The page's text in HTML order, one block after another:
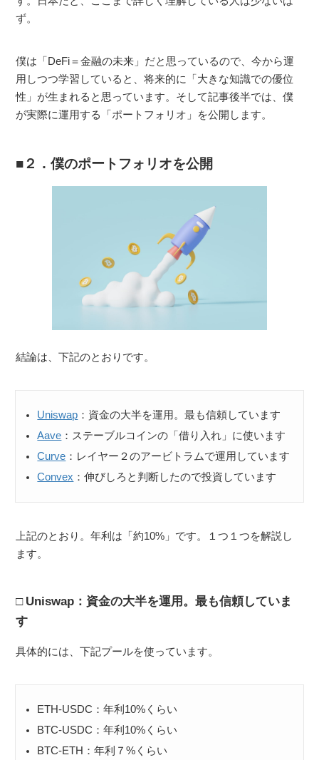
ず。
僕は「DeFi＝金融の未来」だと思っているので、今から運
用しつつ学習していると、将来的に「大きな知識での優位
性」が生まれると思っています。そして記事後半では、僕
が実際に運用する「ポートフォリオ」を公開します。
２．僕のポートフォリオを公開
結論は、下記のとおりです。
Uniswap ：資金の大半を運用。最も信頼しています
Aave ：ステーブルコインの「借り入れ」に使います
Curve ：レイヤー２のアービトラムで運用しています
Convex ：伸びしろと判断したので投資しています
上記のとおり。年利は「約10%」です。１つ１つを解説し
ます。
Uniswap：資金の大半を運用。最も信頼していま
す
具体的には、下記プールを使っています。
ETH-USDC：年利10%くらい
BTC-USDC：年利10%くらい
BTC-ETH：年利７%くらい